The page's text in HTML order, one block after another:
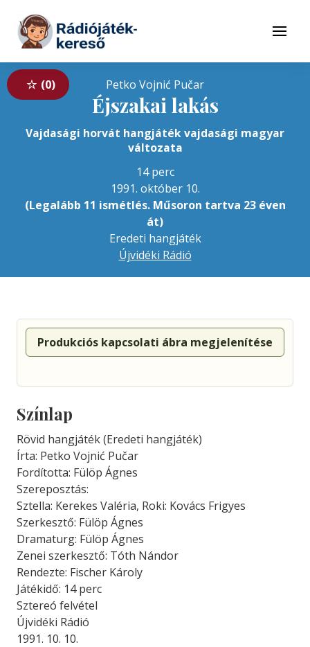
Tovább a tartalomhoz
Menü
0 Petko Vojnić Pučar
Éjszakai lakás
Vajdasági horvát hangjáték vajdasági magyar
változata
14 perc
1991. október 10.
(Legalább 11 ismétlés. Műsoron tartva 23 éven
át)
Eredeti hangjáték
Újvidéki Rádió
Produkciós kapcsolati ábra megjelenítése
Színlap
Rövid hangjáték (Eredeti hangjáték)
Írta: Petko Vojnić Pučar
Fordította: Fülöp Ágnes
Szereposztás:
Sztella: Kerekes Valéria, Roki: Kovács Frigyes
Szerkesztő: Fülöp Ágnes
Dramaturg: Fülöp Ágnes
Zenei szerkesztő: Tóth Nándor
Rendezte: Fischer Károly
Játékidő: 14 perc
Sztereó felvétel
Újvidéki Rádió
1991. 10. 10.